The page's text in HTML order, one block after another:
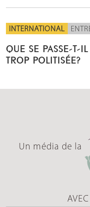
INTERNATIONAL
QUE SE PASSE-T-
TROP POLITISÉE?
Un média de la